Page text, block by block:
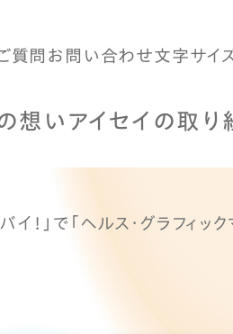
質問 お問い合わせ文字サイ
想い アイセイの取り
！」で「ヘルス・グラフィッ